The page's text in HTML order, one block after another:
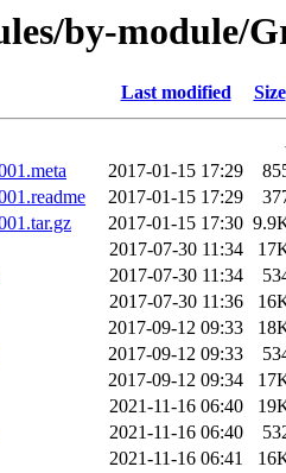
by-module/
Last modified Size
2017-01-15 17:29
2017-01-15 17:29
2017-01-15 17:30
2017-07-30 11:34
2017-07-30 11:34
2017-07-30 11:36
2017-09-12 09:33
2017-09-12 09:33
2017-09-12 09:34
2021-11-16 06:40
2021-11-16 06:40
2021-11-16 06:41